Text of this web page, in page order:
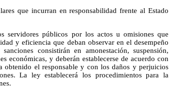
que incurran en responsabilidad frente al Estado
servidores públicos por los actos u omisiones que
y eficiencia que deban observar en el desempeño
consistirán en amonestación, suspensión,
económicas, y deberán establecerse de acuerdo con
obtenido el responsable y con los daños y perjuicios
La ley establecerá los procedimientos para la